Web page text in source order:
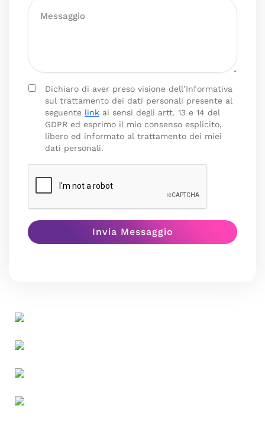
Dichiaro di aver preso visione dell’Informativa
sul trattamento dei dati personali presente al
seguente link ai sensi degli artt. 13 e 14 del
GDPR ed esprimo il mio consenso esplicito,
libero ed informato al trattamento dei miei
dati personali.